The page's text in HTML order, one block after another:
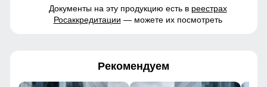
Документы на эту продукцию есть в реестрах
Росаккредитации — можете их посмотреть
Рекомендуем